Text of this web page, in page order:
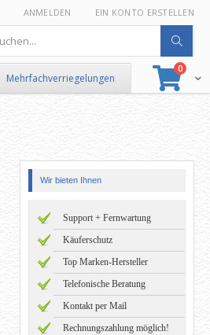
ANMELDEN EIN KONTO ERSTELLEN
0Artikel
Suche
Mehrfachverriegelungen
Wir bieten Ihnen
Support + Fernwartung
Käuferschutz
Top Marken-Hersteller
Telefonische Beratung
Kontakt per Mail
Rechnungszahlung möglich!